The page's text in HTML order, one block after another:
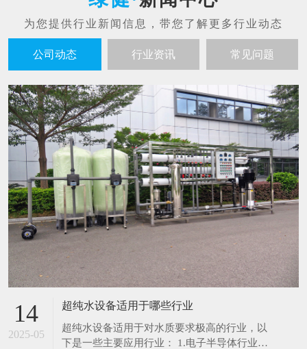
公司动态 行业资讯 常见问题
14
2025-05
超纯水设备适用于哪些行业
超纯水设备适用于对水质要求极高的行业，以
下是一些主要应用行业： 1.电子半导体行业：